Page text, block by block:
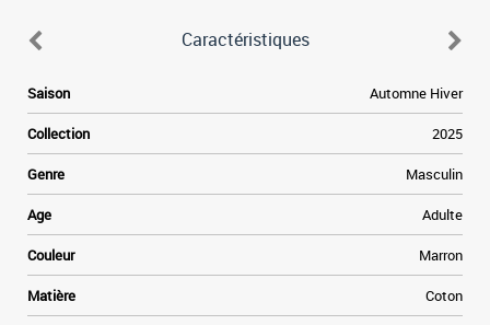
Caractéristiques
Saison Automne Hiver
Collection 2025
Genre Masculin
Age Adulte
Couleur Marron
Matière Coton